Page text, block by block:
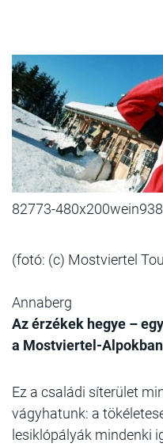
82773-
(fotó: (c) Mostviertel
Annaberg
Az érzékek hegye –
a Mostviertel-
Ez a családi síterület
vágyhatunk: a
lesiklópályák mindenki